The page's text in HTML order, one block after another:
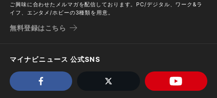
ご興味に合わせたメルマガを配信しております。PC/デジタル、ワーク&ラ
イフ、エンタメ/ホビーの3種類を用意。
無料登録はこちら
マイナビニュース 公式SNS